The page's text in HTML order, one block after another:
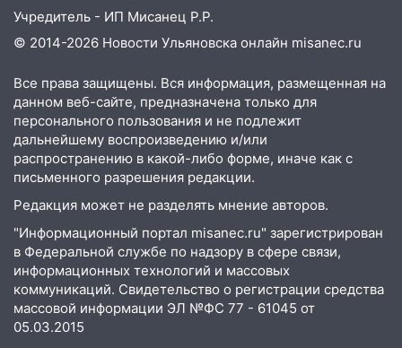
14:18 Гинеколог рассказала о том, с
какими сложностями сталкиваются
13:02 Соцсети: на улице Розы
Люксембург дерево упало на
автомобиль
13:00 «Благоприятный период для
новых начинаний: гороскоп для всех
знаков зодиака на неделю с 10 по 16
августа
13:00 На проспекте Тюленева в
Ульяновске образовалось «море»
12:57
В Ульяновской области ожидается
крупный град
Учредитель - ИП Мисанец Р.Р.
© 2014-2026 Новости Ульяновска онлайн misanec.ru
Все права защищены. Вся информация, размещенная на
данном веб-сайте, предназначена только для
персонального пользования и не подлежит
дальнейшему воспроизведению и/или
распространению в какой-либо форме, иначе как с
письменного разрешения редакции.
Редакция может не разделять мнение авторов.
"Информационный портал misanec.ru" зарегистрирован
в Федеральной службе по надзору в сфере связи,
информационных технологий и массовых
коммуникаций. Свидетельство о регистрации средства
массовой информации ЭЛ №ФС 77 - 61045 от
05.03.2015